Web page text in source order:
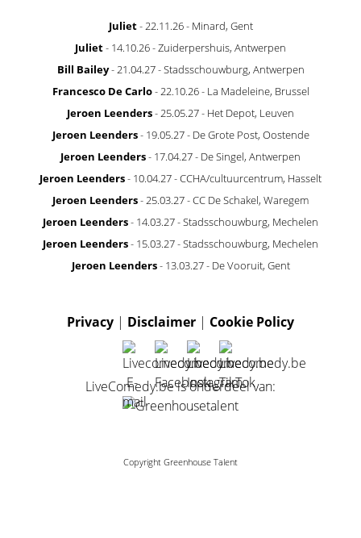
Juliet- 22.11.26 - Minard, Gent
Juliet- 14.10.26 - Zuiderpershuis, Antwerpen
Bill Bailey- 21.04.27 - Stadsschouwburg, Antwerpen
Francesco De Carlo- 22.10.26 - La Madeleine, Brussel
Jeroen Leenders- 25.05.27 - Het Depot, Leuven
Jeroen Leenders- 19.05.27 - De Grote Post, Oostende
Jeroen Leenders- 17.04.27 - De Singel, Antwerpen
Jeroen Leenders- 10.04.27 - CCHA/cultuurcentrum, Hasselt
Jeroen Leenders- 25.03.27 - CC De Schakel, Waregem
Jeroen Leenders- 14.03.27 - Stadsschouwburg, Mechelen
Jeroen Leenders- 15.03.27 - Stadsschouwburg, Mechelen
Jeroen Leenders- 13.03.27 - De Vooruit, Gent
Privacy | Disclaimer | Cookie Policy
LiveComedy.be is onderdeel van:
Copyright Greenhouse Talent